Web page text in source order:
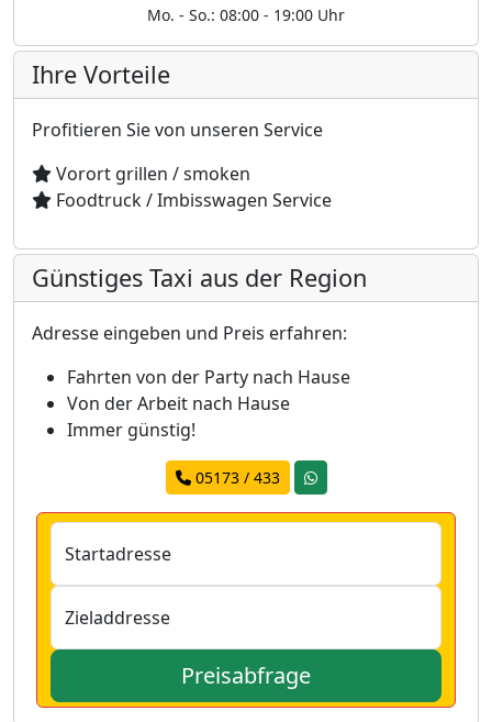
Mo. - So.: 08:00 - 19:00 Uhr
Ihre Vorteile
Profitieren Sie von unseren Service
Vorort grillen / smoken
Foodtruck / Imbisswagen Service
Günstiges Taxi aus der Region
Adresse eingeben und Preis erfahren:
Fahrten von der Party nach Hause
Von der Arbeit nach Hause
Immer günstig!
05173 / 433
Startadresse
Zieladdresse
Preisabfrage